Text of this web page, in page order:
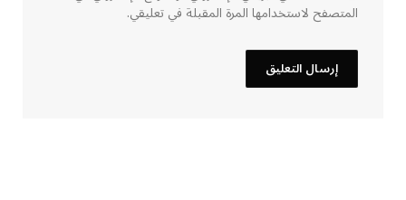
المتصفح لاستخدامها المرة المقبلة في تعليقي.